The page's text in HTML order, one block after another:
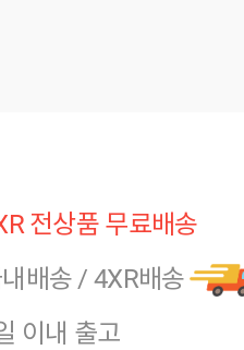
전상품 무료배송
배송 / 4XR배송
이내 출고